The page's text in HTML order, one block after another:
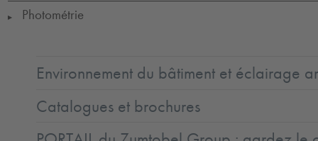
▶ Photométrie
Environnement du bâtiment et éclairage
Catalogues et brochures